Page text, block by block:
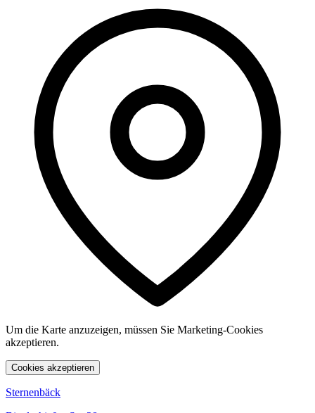
Um die Karte anzuzeigen, müssen Sie Marketing-Cookies
akzeptieren.
Cookies akzeptieren
Sternenbäck